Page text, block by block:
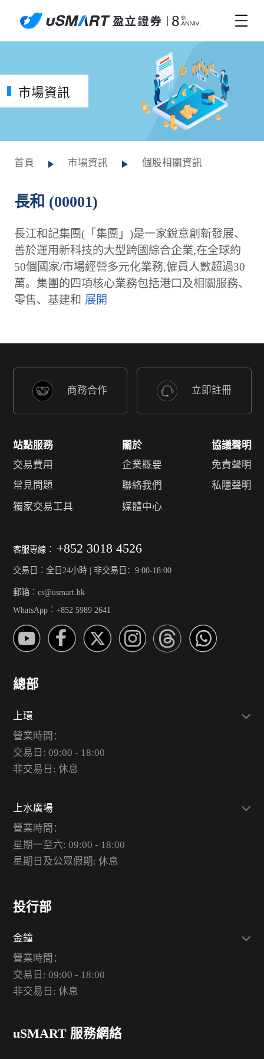
市場資訊
首頁 市場資訊 個股相關資訊
長和 (00001)
長江和記集團(「集團」)是一家銳意創新發展、
善於運用新科技的大型跨國綜合企業,在全球約
50個國家/市場經營多元化業務,僱員人數超過30
萬。集團的四項核心業務包括港口及相關服務、
零售、基建和
商務合作 立即註冊
站點服務
交易費用
常見問題
獨家交易工具
關於
企業概要
聯絡我們
媒體中心
協議聲明
免責聲明
私隱聲明
客服專線︰ +852 3018 4526
交易日︰全日24小時 | 非交易日：9:00-18:00
郵箱︰cs@usmart.hk
WhatsApp︰+852 5989 2641
總部
上環
營業時間：
交易日: 09:00 - 18:00
非交易日: 休息
上水廣場
營業時間：
星期一至六: 09:00 - 18:00
星期日及公眾假期: 休息
投行部
金鐘
營業時間：
交易日: 09:00 - 18:00
非交易日: 休息
uSMART 服務網絡